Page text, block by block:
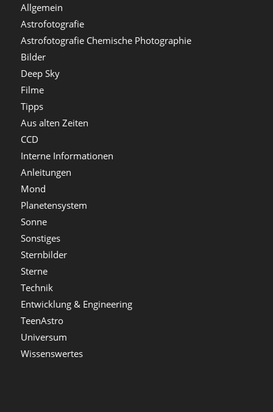
Allgemein
Astrofotografie
Astrofotografie Chemische Photographie
Bilder
Deep Sky
Filme
Tipps
Aus alten Zeiten
CCD
Interne Informationen
Anleitungen
Mond
Planetensystem
Sonne
Sonstiges
Sternbilder
Sterne
Technik
Entwicklung & Engineering
TeenAstro
Universum
Wissenswertes